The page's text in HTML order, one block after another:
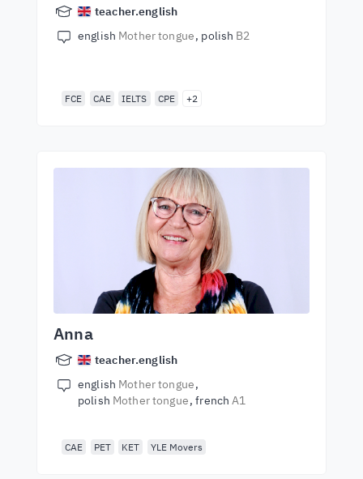
teacher.english
english Mother tongue polish B2
FCE CAE IELTS CPE +2
Anna
teacher.english
english Mother tongue
polish Mother tongue frenchA1
CAE PET KET YLE Movers